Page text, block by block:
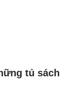
tủ sách